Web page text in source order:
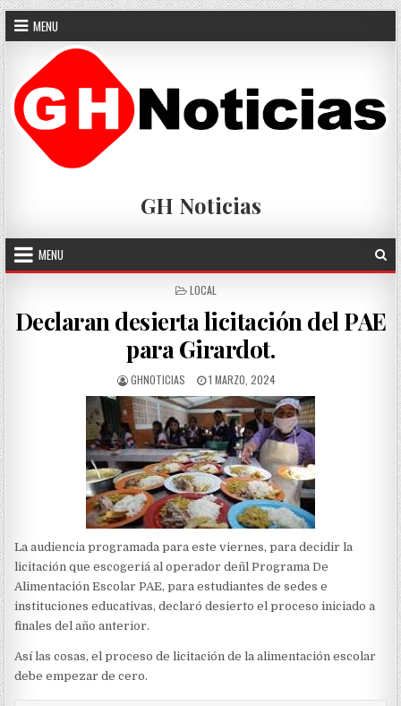
Skip
to
content
MENU
GH Noticias
MENU
POSTED
LOCAL
Declaran desierta licitación del PAE
para Girardot.
AUTHOR:
GHNOTICIAS
PUBLISHED
DATE:
1 MARZO, 2024
La audiencia programada para este viernes, para decidir la
licitación que escogeriá al operador deñl Programa De
Alimentación Escolar PAE, para estudiantes de sedes e
instituciones educativas, declaró desierto el proceso iniciado a
finales del año anterior.
Así las cosas, el proceso de licitación de la alimentación escolar
debe empezar de cero.